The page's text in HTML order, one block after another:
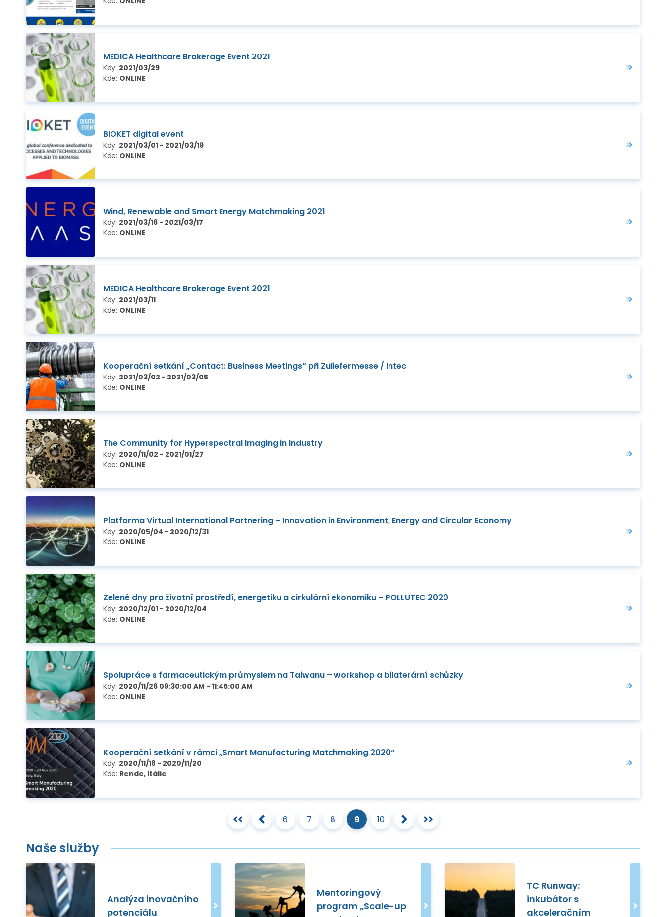
MEDICA Healthcare Brokerage Event 2021
Kdy: 2021/03/29
Kde: ONLINE
BIOKET digital event
Kdy: 2021/03/01 - 2021/03/19
Kde: ONLINE
Wind, Renewable and Smart Energy Matchmaking 2021
Kdy: 2021/03/16 - 2021/03/17
Kde: ONLINE
MEDICA Healthcare Brokerage Event 2021
Kdy: 2021/03/11
Kde: ONLINE
Kooperační setkání „Contact: Business Meetings“ při Zuliefermesse / Intec
Kdy: 2021/03/02 - 2021/03/05
Kde: ONLINE
The Community for Hyperspectral Imaging in Industry
Kdy: 2020/11/02 - 2021/01/27
Kde: ONLINE
Platforma Virtual International Partnering – Innovation in Environment, Energy and Circular Economy
Kdy: 2020/05/04 - 2020/12/31
Kde: ONLINE
Zelené dny pro životní prostředí, energetiku a cirkulární ekonomiku – POLLUTEC 2020
Kdy: 2020/12/01 - 2020/12/04
Kde: ONLINE
Spolupráce s farmaceutickým průmyslem na Taiwanu – workshop a bilaterární schůzky
Kdy: 2020/11/26 09:30:00 AM - 11:45:00 AM
Kde: ONLINE
Kooperační setkání v rámci „Smart Manufacturing Matchmaking 2020“
Kdy: 2020/11/18 - 2020/11/20
Kde: Rende, Itálie
6 7 8 9 10
Naše služby
Analýza inovačního
potenciálu
Mentoringový
program „Scale-up
TC Runway:
inkubátor s
akceleračním